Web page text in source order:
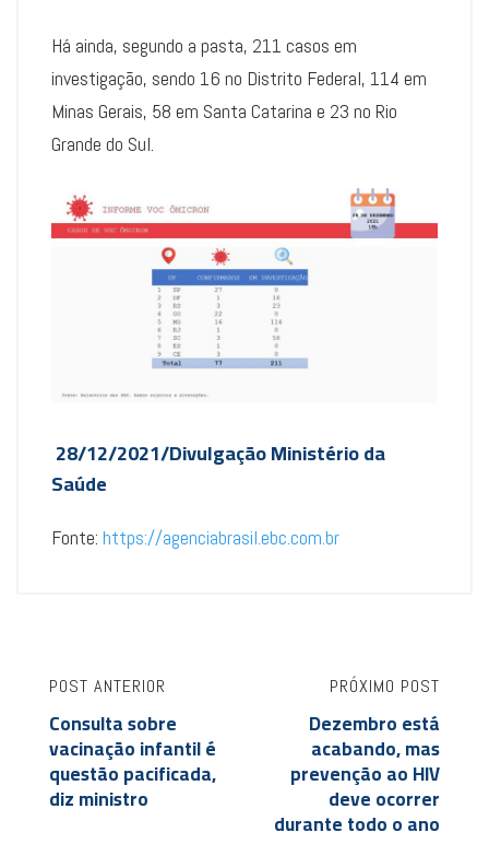
Há ainda, segundo a pasta, 211 casos em
investigação, sendo 16 no Distrito Federal, 114 em
Minas Gerais, 58 em Santa Catarina e 23 no Rio
Grande do Sul.
28/12/2021/Divulgação Ministério da
Saúde
Fonte: https://agenciabrasil.ebc.com.br
POST ANTERIOR
Consulta sobre
vacinação infantil é
questão pacificada,
diz ministro
PRÓXIMO POST
Dezembro está
acabando, mas
prevenção ao HIV
deve ocorrer
durante todo o ano